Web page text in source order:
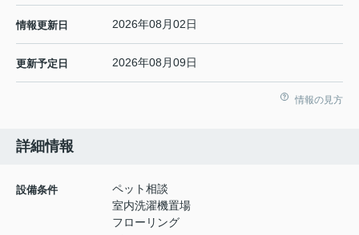
情報更新日 2026年08月02日
更新予定日 2026年08月09日
情報の見方
詳細情報
設備条件
ペット相談
室内洗濯機置場
フローリング